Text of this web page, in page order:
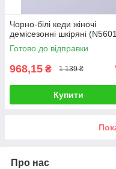
Чорно-білі кеди жіночі
демісезонні шкіряні
Готово до відправки
968,15 ₴ 1 139 ₴
Купити
Про нас